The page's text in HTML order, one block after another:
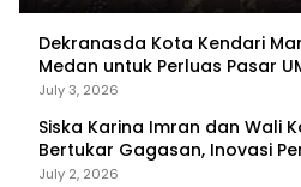
Dekranasda Kota Kendari
Medan untuk Perluas Pasar
Primadona
July 3, 2026
Siska Karina Imran dan Wali
Bertukar Gagasan, Inovasi
Fokus Diskusi
July 2, 2026